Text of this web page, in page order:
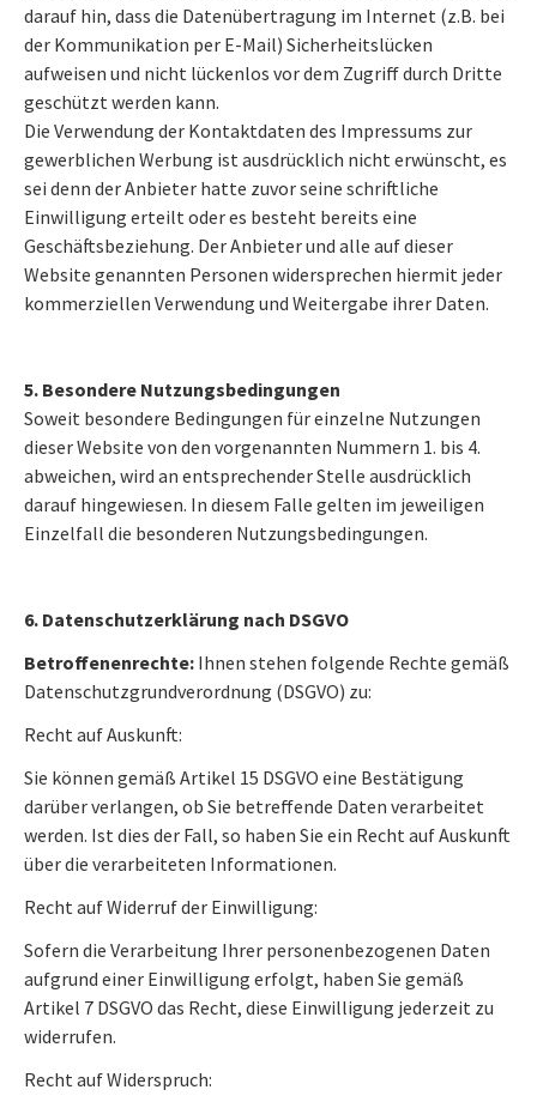
darauf hin, dass die Datenübertragung im Internet (z.B. bei
der Kommunikation per E-Mail) Sicherheitslücken
aufweisen und nicht lückenlos vor dem Zugriff durch Dritte
geschützt werden kann.
Die Verwendung der Kontaktdaten des Impressums zur
gewerblichen Werbung ist ausdrücklich nicht erwünscht, es
sei denn der Anbieter hatte zuvor seine schriftliche
Einwilligung erteilt oder es besteht bereits eine
Geschäftsbeziehung. Der Anbieter und alle auf dieser
Website genannten Personen widersprechen hiermit jeder
kommerziellen Verwendung und Weitergabe ihrer Daten.
5. Besondere Nutzungsbedingungen
Soweit besondere Bedingungen für einzelne Nutzungen
dieser Website von den vorgenannten Nummern 1. bis 4.
abweichen, wird an entsprechender Stelle ausdrücklich
darauf hingewiesen. In diesem Falle gelten im jeweiligen
Einzelfall die besonderen Nutzungsbedingungen.
6. Datenschutzerklärung nach DSGVO
Betroffenenrechte: Ihnen stehen folgende Rechte gemäß
Datenschutzgrundverordnung (DSGVO) zu:
Recht auf Auskunft:
Sie können gemäß Artikel 15 DSGVO eine Bestätigung
darüber verlangen, ob Sie betreffende Daten verarbeitet
werden. Ist dies der Fall, so haben Sie ein Recht auf Auskunft
über die verarbeiteten Informationen.
Recht auf Widerruf der Einwilligung:
Sofern die Verarbeitung Ihrer personenbezogenen Daten
aufgrund einer Einwilligung erfolgt, haben Sie gemäß
Artikel 7 DSGVO das Recht, diese Einwilligung jederzeit zu
widerrufen.
Recht auf Widerspruch: